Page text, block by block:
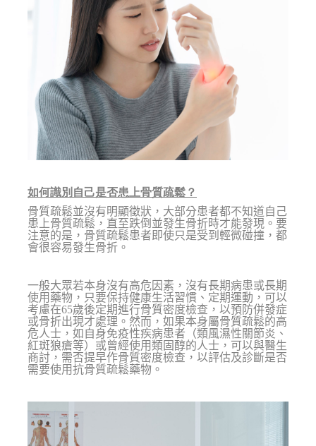
如何識別自己是否患上骨質疏鬆？
骨質疏鬆並沒有明顯徵狀，大部分患者都不知道自己
患上骨質疏鬆，直至跌倒並發生骨折時才能發現。要
注意的是，骨質疏鬆患者即使只是受到輕微碰撞，都
會很容易發生骨折。
一般大眾若本身沒有高危因素，沒有長期病患或長期
使用藥物，只要保持健康生活習慣、定期運動，可以
考慮在65歲後定期進行骨質密度檢查，以預防併發症
或骨折出現才處理。然而，如果本身屬骨質疏鬆的高
危人士，如自身免疫性疾病患者（類風濕性關節炎、
紅斑狼瘡等）或曾經使用類固醇的人士，可以與醫生
商討，需否提早作骨質密度檢查，以評估及診斷是否
需要使用抗骨質疏鬆藥物。